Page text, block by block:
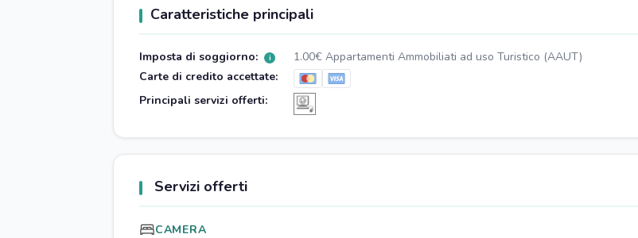
Caratteristiche principali
Imposta di soggiorno: i
1.00€ Appartamenti Ammobiliati ad uso Turistico (AAUT)
Carte di credito accettate:
Principali servizi offerti:
Servizi offerti
CAMERA